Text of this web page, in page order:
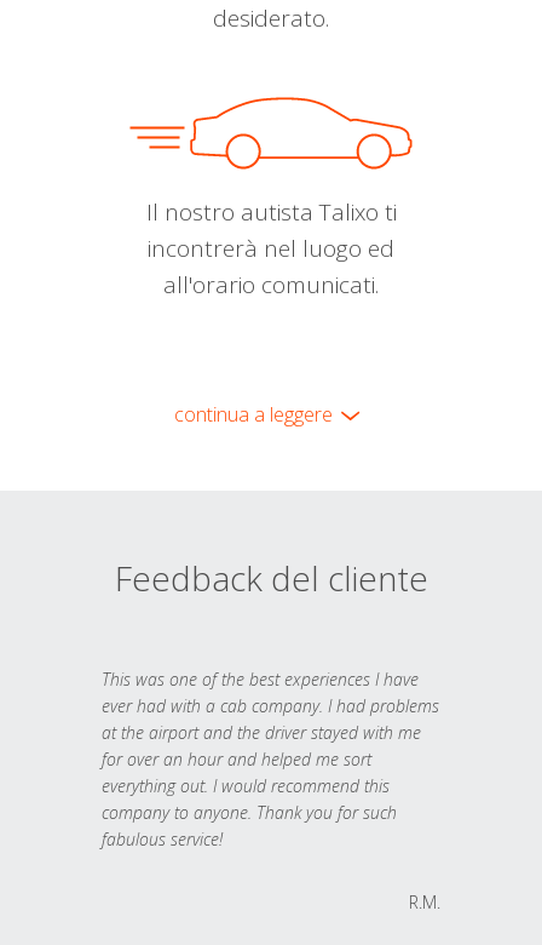
desiderato.
Il nostro autista Talixo ti
incontrerà nel luogo ed
all'orario comunicati.
continua a leggere
Feedback del cliente
This was one of the best experiences I have
ever had with a cab company. I had problems
at the airport and the driver stayed with me
for over an hour and helped me sort
everything out. I would recommend this
company to anyone. Thank you for such
fabulous service!
R.M.